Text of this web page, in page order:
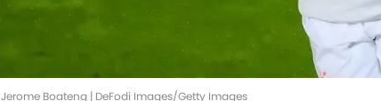
Jerome Boateng | DeFodi Images/Getty Images